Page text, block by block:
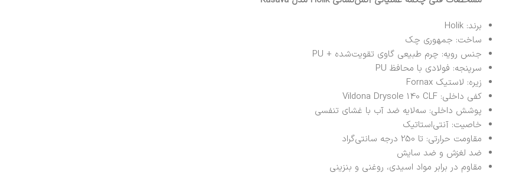
برند: Holik
ساخت: جمهوری چک
جنس رویه: چرم طبیعی گاوی تقویت‌شده + PU
سرپنجه: فولادی با محافظ PU
زیره: لاستیک Fornax
کفی داخلی: Vildona Drysole 140 CLF
پوشش داخلی: سه‌لایه ضد آب با غشای تنفسی
خاصیت: آنتی‌استاتیک
مقاومت حرارتی: تا 250 درجه سانتی‌گراد
ضد لغزش و ضد سایش
مقاوم در برابر مواد اسیدی، روغنی و بنزینی